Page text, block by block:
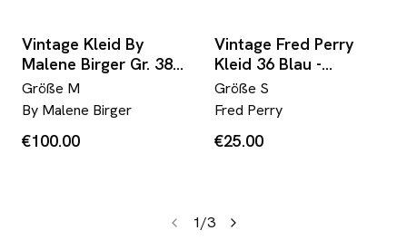
Vintage Kleid By
Malene Birger Gr. 38
Elinoa 100 % Seide
Schwarz Perlen
Knöpfe Taillengürtel
Größe M
By Malene Birger
€100.00
Vintage Fred Perry
Kleid 36 Blau -
dunkelblau gestreift
Größe S
Fred Perry
€25.00
1/3